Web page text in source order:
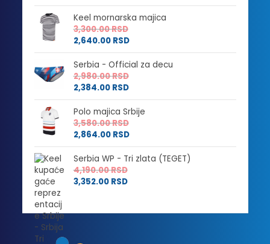
Keel mornarska majica
3,300.00RSD
2,640.00 RSD
Serbia - Official za decu
2,980.00RSD
2,384.00 RSD
Polo majica Srbije
3,580.00RSD
2,864.00 RSD
Serbia WP - Tri zlata (TEGET)
4,190.00RSD
3,352.00 RSD